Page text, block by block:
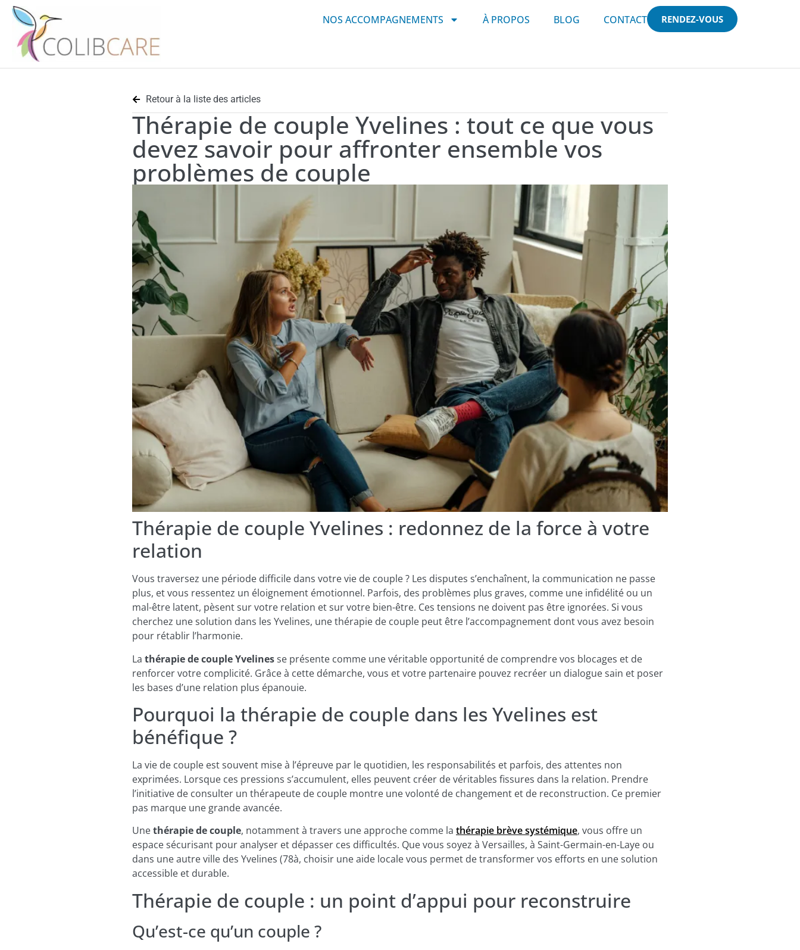
NOS ACCOMPAGNEMENTS À PROPOS BLOG CONTACT RENDEZ-VOUS
Retour à la liste des articles
Thérapie de couple Yvelines : tout ce que vous
devez savoir pour affronter ensemble vos
problèmes de couple
Thérapie de couple Yvelines : redonnez de la force à votre
relation
Vous traversez une période difficile dans votre vie de couple ? Les disputes s’enchaînent, la communication ne passe
plus, et vous ressentez un éloignement émotionnel. Parfois, des problèmes plus graves, comme une infidélité ou un
mal-être latent, pèsent sur votre relation et sur votre bien-être. Ces tensions ne doivent pas être ignorées. Si vous
cherchez une solution dans les Yvelines, une thérapie de couple peut être l’accompagnement dont vous avez besoin
pour rétablir l’harmonie.
La thérapie de couple Yvelinesse présente comme une véritable opportunité de comprendre vos blocages et de
renforcer votre complicité. Grâce à cette démarche, vous et votre partenaire pouvez recréer un dialogue sain et poser
les bases d’une relation plus épanouie.
Pourquoi la thérapie de couple dans les Yvelines est
bénéfique ?
La vie de couple est souvent mise à l’épreuve par le quotidien, les responsabilités et parfois, des attentes non
exprimées. Lorsque ces pressions s’accumulent, elles peuvent créer de véritables fissures dans la relation. Prendre
l’initiative de consulter un thérapeute de couple montre une volonté de changement et de reconstruction. Ce premier
pas marque une grande avancée.
Unethérapie de couple, notamment à travers une approche comme la thérapie brève systémique, vous offre un
espace sécurisant pour analyser et dépasser ces difficultés. Que vous soyez à Versailles, à Saint-Germain-en-Laye ou
dans une autre ville des Yvelines (78à, choisir une aide locale vous permet de transformer vos efforts en une solution
accessible et durable.
Thérapie de couple : un point d’appui pour reconstruire
Qu’est-ce qu’un couple ?